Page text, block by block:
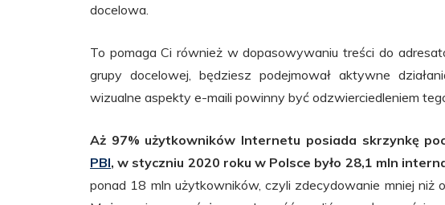
docelowa.
To pomaga Ci również w dopasowywaniu treści do
grupy docelowej, będziesz podejmował aktywne
wizualne aspekty e-maili powinny być odzwierciedleniem
Aż 97% użytkowników Internetu posiada skrzynkę
PBI, w styczniu 2020 roku w Polsce było 28,1 mln
ponad 18 mln użytkowników, czyli zdecydowanie mniej niż